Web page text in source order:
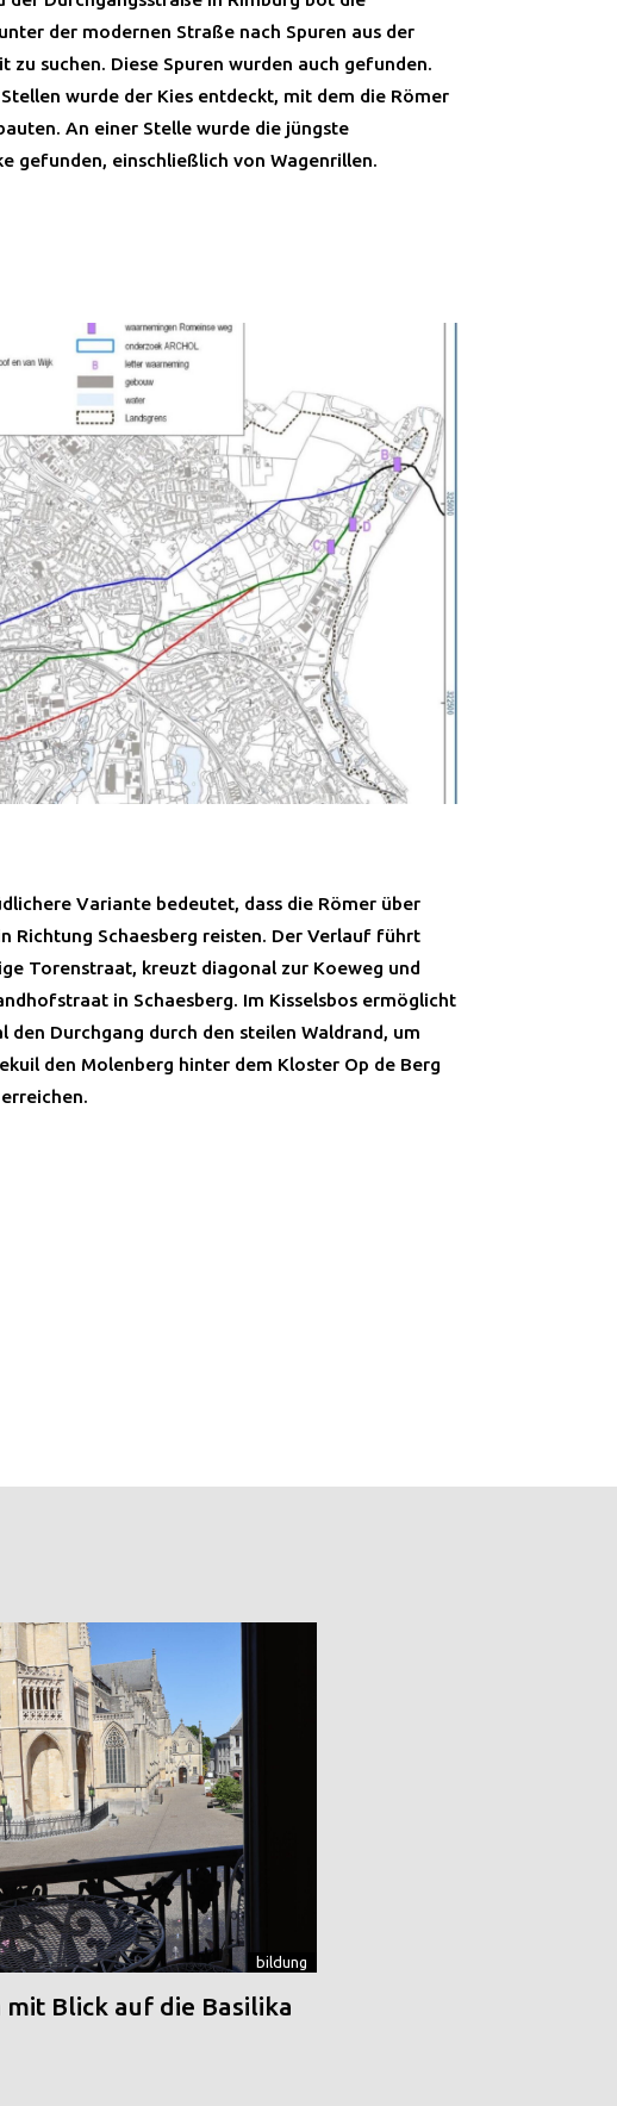
der modernen Straße nach Spuren aus der
zu suchen. Diese Spuren wurden auch gefunden.
wurde der Kies entdeckt, mit dem die Römer
An einer Stelle wurde die jüngste
gefunden, einschließlich von Wagenrillen.
Variante bedeutet, dass die Römer über
Richtung Schaesberg reisten. Der Verlauf führt
Torenstraat, kreuzt diagonal zur Koeweg und
in Schaesberg. Im Kisselsbos ermöglicht
den Durchgang durch den steilen Waldrand, um
den Molenberg hinter dem Kloster Op de Berg
bildung
mit Blick auf die Basilika